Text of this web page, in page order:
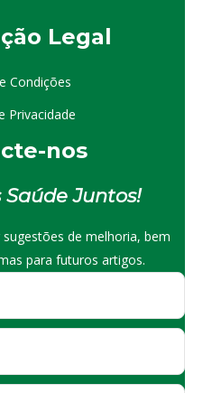
Legal
Condições
Privacidade
nos
Juntos!
de melhoria, bem
para futuros artigos.